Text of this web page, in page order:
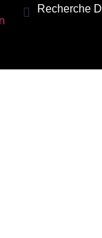
Recherche D